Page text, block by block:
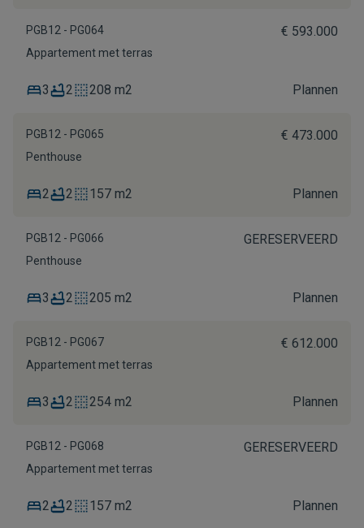
PGB12 - PG064 € 593.000
Appartement met terras
3 2 208 m2 Plannen
PGB12 - PG065 € 473.000
Penthouse
2 2 157 m2 Plannen
PGB12 - PG066 GERESERVEERD
Penthouse
3 2 205 m2 Plannen
PGB12 - PG067 € 612.000
Appartement met terras
3 2 254 m2 Plannen
PGB12 - PG068 GERESERVEERD
Appartement met terras
2 2 157 m2 Plannen